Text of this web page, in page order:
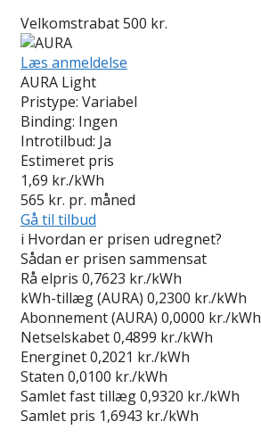
Velkomstrabat 500 kr.
Læs anmeldelse
AURA Light
Pristype: Variabel
Binding: Ingen
Introtilbud: Ja
Estimeret pris
1,69 kr./kWh
565 kr. pr. måned
Gå til tilbud
i Hvordan er prisen udregnet?
Sådan er prisen sammensat
Rå elpris 0,7623 kr./kWh
kWh-tillæg (AURA) 0,2300 kr./kWh
Abonnement (AURA) 0,0000 kr./kWh
Netselskabet0,4899 kr./kWh
Energinet0,2021 kr./kWh
Staten 0,0100 kr./kWh
Samlet fast tillæg0,9320 kr./kWh
Samlet pris 1,6943 kr./kWh